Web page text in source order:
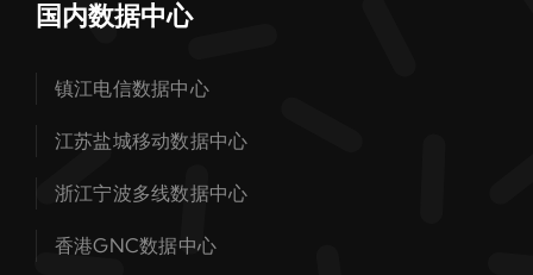
国内数据中心
镇江电信数据中心
江苏盐城移动数据中心
浙江宁波多线数据中心
香港GNC数据中心